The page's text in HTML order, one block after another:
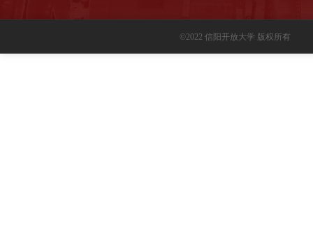
©2022 信阳开放大学 版权所有